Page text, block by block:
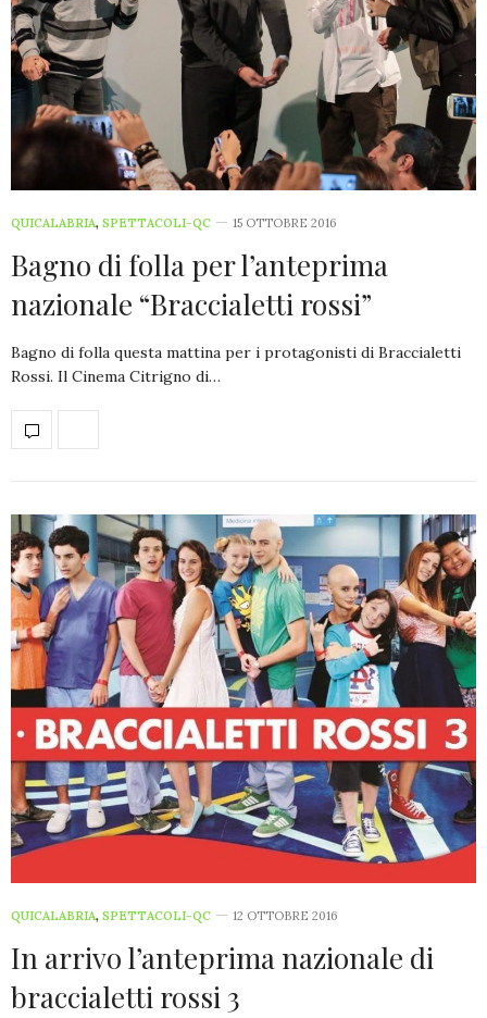
QUICALABRIA, SPETTACOLI-QC 15 OTTOBRE 2016
Bagno di folla per l’anteprima
nazionale “Braccialetti rossi”
Bagno di folla questa mattina per i protagonisti di Braccialetti
Rossi. Il Cinema Citrigno di…
QUICALABRIA, SPETTACOLI-QC 12 OTTOBRE 2016
In arrivo l’anteprima nazionale di
braccialetti rossi 3